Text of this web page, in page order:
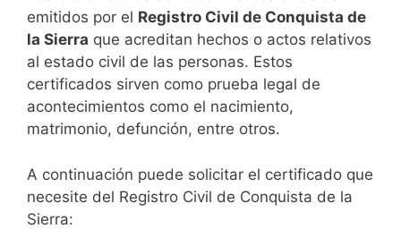
emitidos por el Registro Civil de Conquista de
la Sierra que acreditan hechos o actos relativos
al estado civil de las personas. Estos
certificados sirven como prueba legal de
acontecimientos como el nacimiento,
matrimonio, defunción, entre otros.
A continuación puede solicitar el certificado que
necesite del Registro Civil de Conquista de la
Sierra: